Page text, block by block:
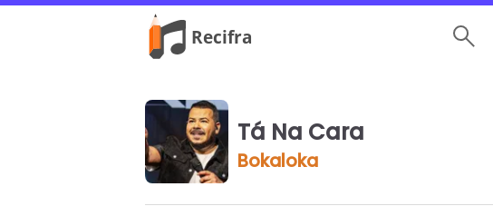
Tá Na Cara
Bokaloka